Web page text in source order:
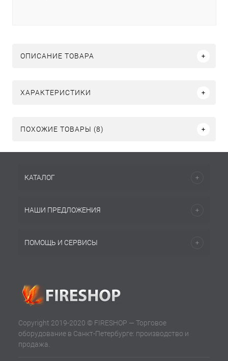
ОПИСАНИЕ ТОВАРА
ХАРАКТЕРИСТИКИ
ПОХОЖИЕ ТОВАРЫ (8)
КАТАЛОГ
НАШИ ПРЕДЛОЖЕНИЯ
ПОМОЩЬ И СЕРВИСЫ
Copyright 2019-2020 © FIRESHOP — Торговое
оборудование в Санкт-Петербурге: производство и
продажа.